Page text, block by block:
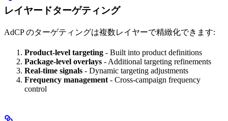
レイヤードターゲティング
AdCP のターゲティングは複数レイヤーで精緻化できます:
Product-level targeting - Built into product definitions
Package-level overlays - Additional targeting refinements
Real-time signals - Dynamic targeting adjustments
Frequency management- Cross-campaign frequency
control